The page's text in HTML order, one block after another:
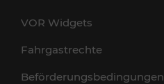
VOR Widgets
Fahrgastrechte
Beförderungsbedingungen